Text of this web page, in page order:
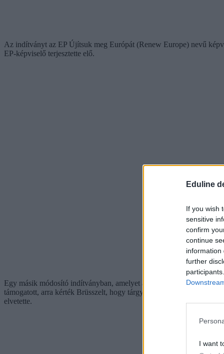
Eduline
If you wish
sensitive
confirm
continue
information
further
I want
Az indítványt az EP Újítsuk meg Európát (Renew Europe) nevű
EP-képviselő terjesztette elő.
Egy másik módosító indítványban, amelyet az Európai Néppárt, az
támogatott, arra kérték Brüsszelt, hogy tárgyaljon Magyarországgal
elvetette.